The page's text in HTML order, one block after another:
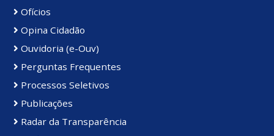
Ofícios
Opina Cidadão
Ouvidoria (e-Ouv)
Perguntas Frequentes
Processos Seletivos
Publicações
Radar da Transparência